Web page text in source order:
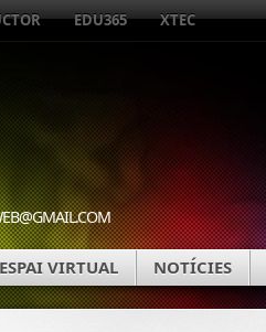
EDU365 XTEC
ESPAI VIRTUAL NOTÍCIES